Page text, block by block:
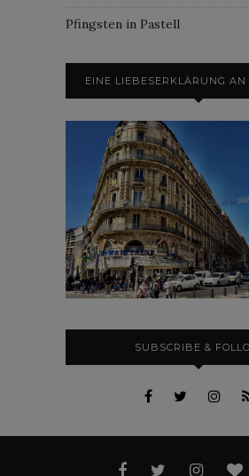
Pfingsten in Pastell
EINE LIEBESERKLÄRUNG AN
SUBSCRIBE &